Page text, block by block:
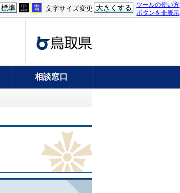
ツールの使い方
ボタンを非表示
文字サイズ変更 大きくする
標準 黒 青
相談窓口